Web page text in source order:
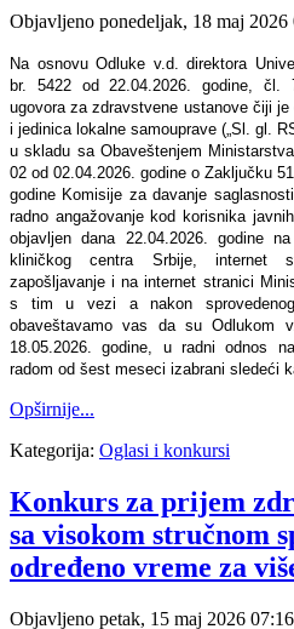
Objavljeno ponedeljak, 18 maj 2026
Na osnovu Odluke v.d. direktora
br. 5422 od 22.04.2026. godine,
ugovora za zdravstvene ustanove čiji
i jedinica lokalne samouprave („Sl. gl.
u skladu sa Obaveštenjem
02 od 02.04.2026. godine o Zaklјučku
godine Komisije za davanje
radno angažovanje kod korisnika
objavlјen dana 22.04.2026. godine
kliničkog centra Srbije, internet
zapošlјavanje i na internet stranici
s tim u vezi a nakon sprovedenog
obaveštavamo vas da su Odlukom
18.05.2026. godine, u radni odnos
radom od šest meseci izabrani sledeći
Opširnije...
Kategorija: Oglasi i konkursi
Konkurs za prijem
sa visokom stručnom
određeno vreme za
Objavljeno petak, 15 maj 2026 07:16